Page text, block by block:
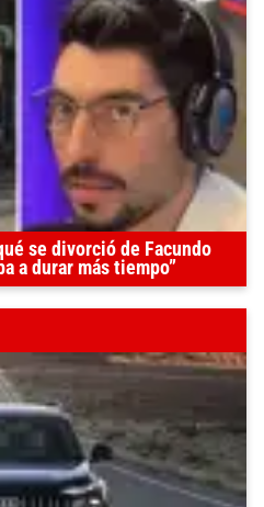
se divorció de Facundo
a durar más tiempo”